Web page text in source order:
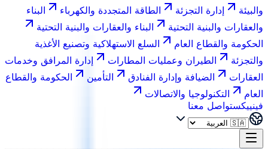
والبيئة
إدارة التجزئة الطاقة المتجددة والكهرباء
البناء
والعقارات والبنية التحتية
البناء والعقارات والبنية التحتية
الحكومة والقطاع العام
السلع الاستهلاكية وتصنيع الأغذية
والتجزئة
الطيران وعمليات المطارات
إدارة المرافق وخدمات
العقارات
الضيافة وإدارة الفنادق التأمين
الحكومة والقطاع
العام
التكنولوجيا والاتصالات
فينييكستواصل معنا